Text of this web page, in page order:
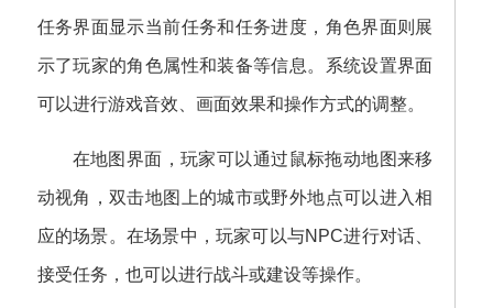
任务界面显示当前任务和任务进度，角色界面则展
示了玩家的角色属性和装备等信息。系统设置界面
可以进行游戏音效、画面效果和操作方式的调整。
在地图界面，玩家可以通过鼠标拖动地图来移
动视角，双击地图上的城市或野外地点可以进入相
应的场景。在场景中，玩家可以与NPC进行对话、
接受任务，也可以进行战斗或建设等操作。